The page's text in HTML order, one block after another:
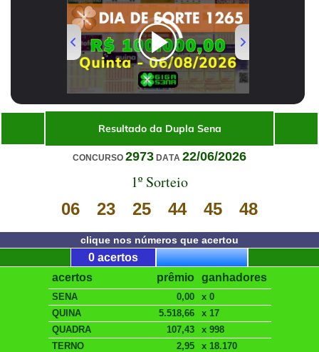
00:00/01:32
Resultado da Dupla Sena
CONCURSO 2973 DATA 22/06/2026
1º Sorteio
06
23 25 44 45 48
clique nos números que acertou
0 acertos
acertos
SENA
QUINA
QUADRA
TERNO
prêmio
0,00
5.518,66
107,43
2,95
ganhadores
x 0
x 17
x 998
x 18.170